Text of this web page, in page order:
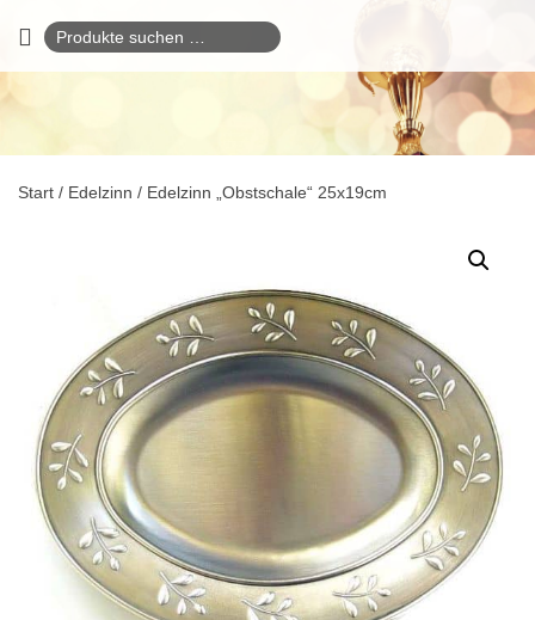
Suchen
nach:
Start / Edelzinn / Edelzinn „Obstschale“ 25x19cm